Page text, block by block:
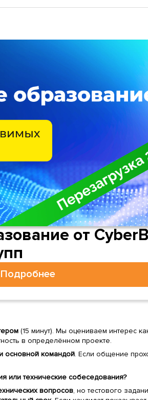
от
Подробнее
(15 минут). Мы оцениваем интерес
в определённом проекте.
основной командой. Если общение
или технические собеседования?
вопросов, но тестового